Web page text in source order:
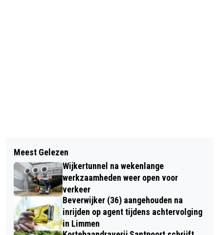
MET DE LONKENDE LEESTAFEL VOOR
SENIOREN KOMT DE BIBLIOTHEEK
NAAR JE TOE!
CENTRUM BEVERWIJK BELEEFT
TRANSPORTDAG OP ZATERDAG 15
JUNI
Meest Gelezen
Wijkertunnel na wekenlange
werkzaamheden weer open voor
verkeer
Beverwijker (36) aangehouden na
inrijden op agent tijdens achtervolging
in Limmen